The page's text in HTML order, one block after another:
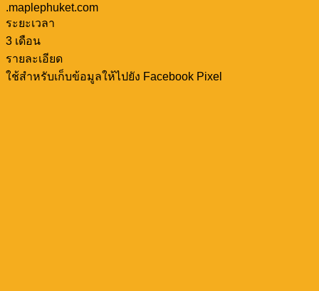
.maplephuket.com
ระยะเวลา
3 เดือน
รายละเอียด
ใช้สำหรับเก็บข้อมูลให้ไปยัง Facebook Pixel